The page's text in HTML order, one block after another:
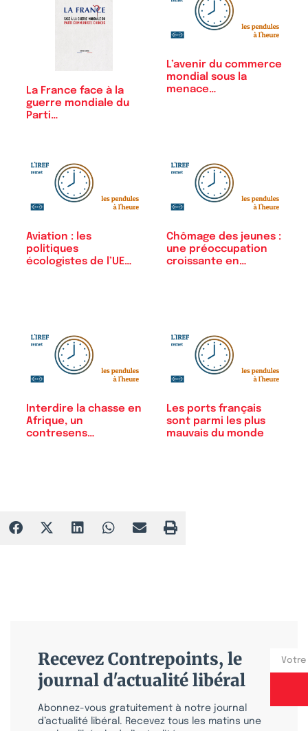
La France face à la
guerre mondiale du
Parti…
L’avenir du commerce
mondial sous la
menace…
Aviation : les
politiques
écologistes de l’UE
Chômage des jeunes :
une préoccupation
croissante en…
Interdire la chasse en
Afrique, un
contresens
Les ports français
sont parmi les plus
mauvais du monde
Recevez Contrepoints, le
journal d'actualité libéral
Abonnez-vous gratuitement à notre journal
d’actualité libéral. Recevez tous les matins une